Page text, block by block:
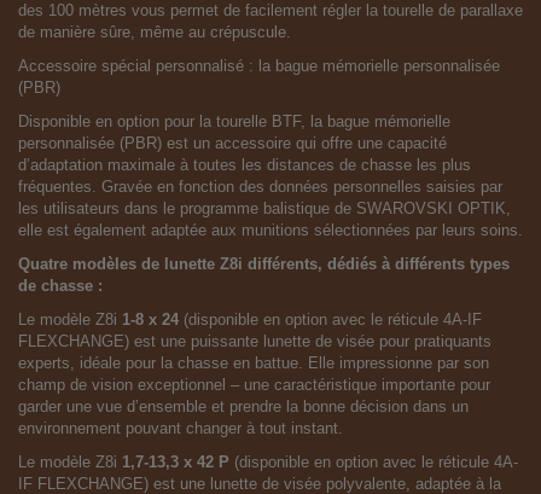
des 100 mètres vous permet de facilement régler la tourelle de parallaxe
de manière sûre, même au crépuscule.
Accessoire spécial personnalisé : la bague mémorielle personnalisée
(PBR)
Disponible en option pour la tourelle BTF, la bague mémorielle
personnalisée (PBR) est un accessoire qui offre une capacité
d’adaptation maximale à toutes les distances de chasse les plus
fréquentes. Gravée en fonction des données personnelles saisies par
les utilisateurs dans le programme balistique de SWAROVSKI OPTIK,
elle est également adaptée aux munitions sélectionnées par leurs soins.
Quatre modèles de lunette Z8i différents, dédiés à différents types
de chasse :
Le modèle Z8i 1-8 x 24 (disponible en option avec le réticule 4A-IF
FLEXCHANGE) est une puissante lunette de visée pour pratiquants
experts, idéale pour la chasse en battue. Elle impressionne par son
champ de vision exceptionnel – une caractéristique importante pour
garder une vue d’ensemble et prendre la bonne décision dans un
environnement pouvant changer à tout instant.
Le modèle Z8i 1,7-13,3 x 42 P (disponible en option avec le réticule 4A-
IF FLEXCHANGE) est une lunette de visée polyvalente, adaptée à la